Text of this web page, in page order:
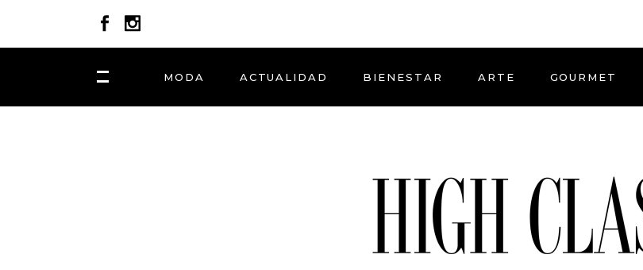
MODA ACTUALIDAD BIENESTAR ARTE GOURMET